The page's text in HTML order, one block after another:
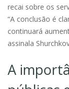
recai sobre os
“A conclusão é
continuará
assinala
A